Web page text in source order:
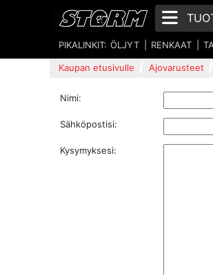
PIKALINKIT: ÖLJYT RENKAAT
Kaupan etusivulle Ajovarusteet
Nimi:
Sähköpostisi:
Kysymyksesi: